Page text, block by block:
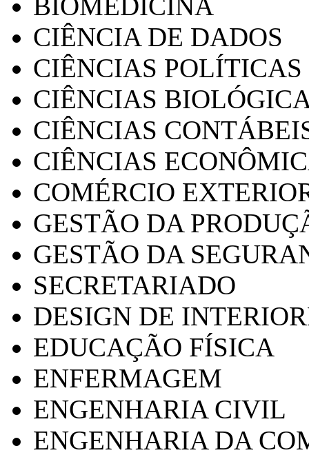
CIÊNCIA DE DADOS
CIÊNCIAS POLÍTICAS
CIÊNCIAS
CIÊNCIAS
CIÊNCIAS
COMÉRCIO
GESTÃO DA
GESTÃO DA
SECRETARIADO
DESIGN DE
EDUCAÇÃO FÍSICA
ENFERMAGEM
ENGENHARIA CIVIL
ENGENHARIA DA